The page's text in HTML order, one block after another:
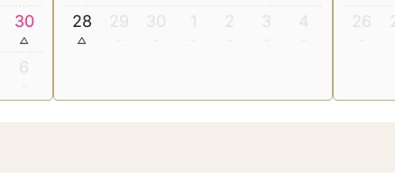
30
6
28 29 30 1 2 3 4 26